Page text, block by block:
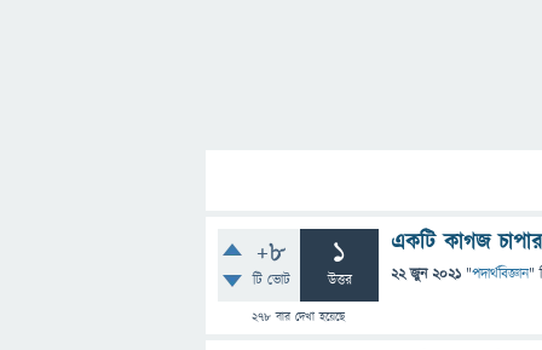
+8
টি ভোট
1
উত্তর
278 বার দেখা হয়েছে
একটি কাগজ
22 জুন 2021 "পদার্থবিজ্ঞান"